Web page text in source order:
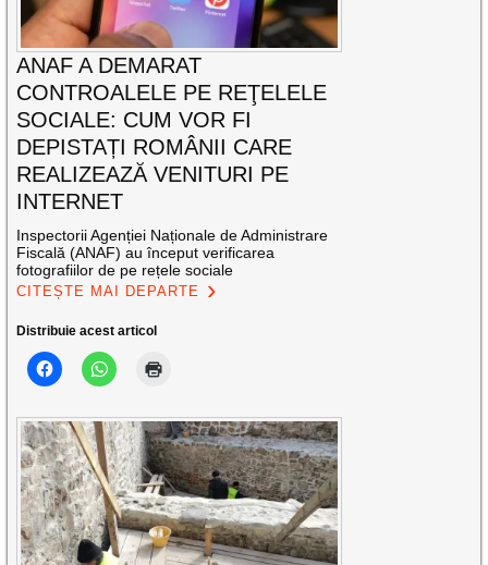
ANAF A DEMARAT
CONTROALELE PE REŢELELE
SOCIALE: CUM VOR FI
DEPISTAȚI ROMÂNII CARE
REALIZEAZĂ VENITURI PE
INTERNET
Inspectorii Agenției Naționale de Administrare
Fiscală (ANAF) au început verificarea
fotografiilor de pe rețele sociale
CITEȘTE MAI DEPARTE
Distribuie acest articol